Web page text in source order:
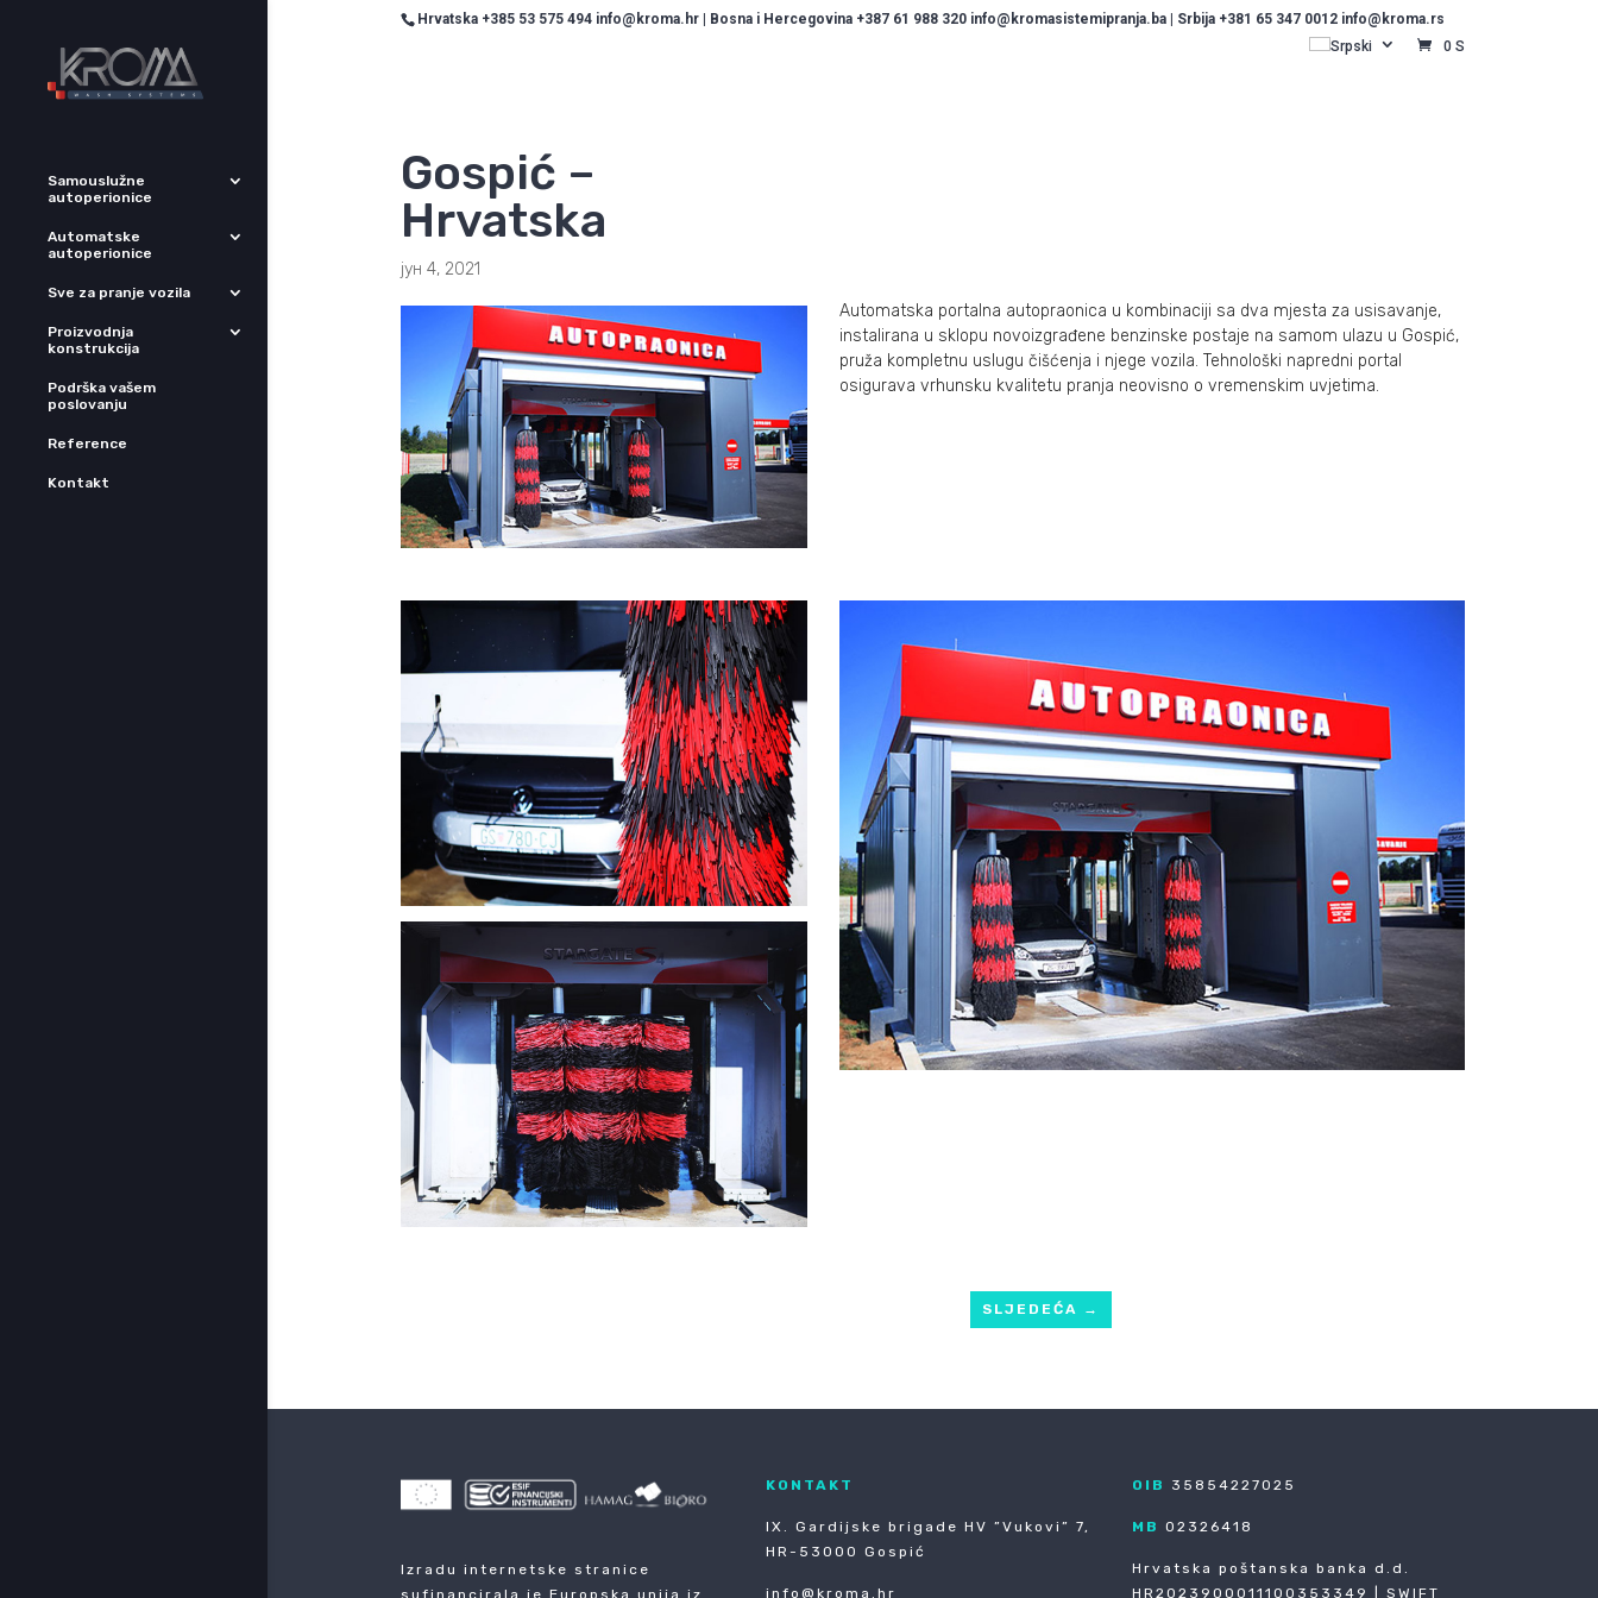
Hrvatska +385 53 575 494 info@kroma.hr | Bosna i Hercegovina +387 61 988 320 info@kromasistemipranja.ba | Srbija +381 65 347 0012 info@kroma.rs
Srpski
0 S
Samouslužne
autoperionice
Automatske
autoperionice
Sve za pranje vozila
Proizvodnja
konstrukcija
Podrška vašem
poslovanju
Reference
Kontakt
Gospić –
Hrvatska
јун 4, 2021
Automatska portalna autopraonica u kombinaciji sa dva mjesta za usisavanje,
instalirana u sklopu novoizgrađene benzinske postaje na samom ulazu u Gospić,
pruža kompletnu uslugu čišćenja i njege vozila. Tehnološki napredni portal
osigurava vrhunsku kvalitetu pranja neovisno o vremenskim uvjetima.
SLJEDEĆA →
Izradu internetske stranice
KONTAKT
IX. Gardijske brigade HV ”Vukovi” 7,
HR-53000 Gospić
info@kroma.hr
OIB 35854227025
MB 02326418
Hrvatska poštanska banka d.d.
HR2023900011100353349 | SWIFT